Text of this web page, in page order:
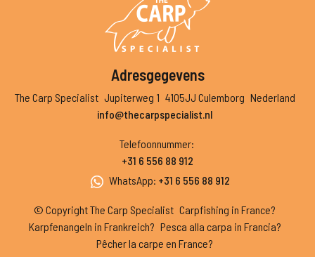
Adresgegevens
The Carp Specialist Jupiterweg 1 4105JJ Culemborg Nederland
info@thecarpspecialist.nl
Telefoonnummer:
+31 6 556 88 912
WhatsApp: +31 6 556 88 912
© Copyright The Carp Specialist Carpfishing in France?
Karpfenangeln in Frankreich? Pesca alla carpa in Francia?
Pêcher la carpe en France?